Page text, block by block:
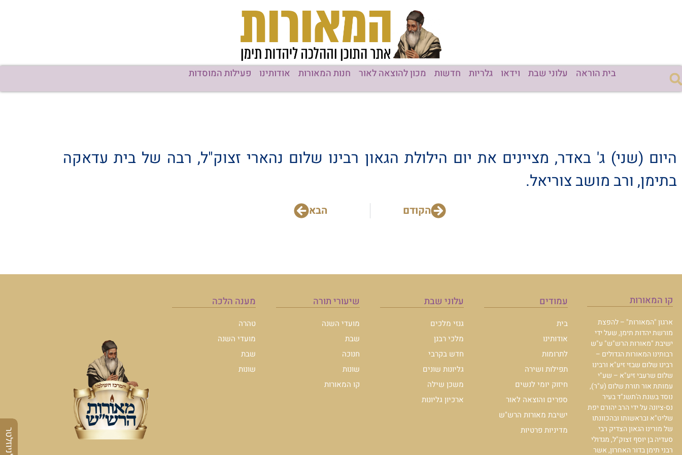
בית הוראה עלוני שבת וידאו גלריות חדשות מכון להוצאה לאור חנות המאורות אודותינו פעילות המוסדות
היום (שני) ג' באדר, מציינים את יום הילולת הגאון רבינו שלום נהארי זצוק"ל, רבה של בית עדאקה
בתימן, ורב מושב צוריאל.
הקודם הבא
קו המאורות
ארגון "המאורות" – להפצת
מורשת יהדות תימן, שעל ידי
ישיבת "מאורות הרש"ש" ע"ש
רבותינו המאורות הגדולים –
רבינו שלום שבזי זיע"א ורבינו
שלום שרעבי זיע"א – שע"י
עמותת אור תורת שלום (ע"ר),
נוסד בשנת ה'תשנ"ד בעיר
נס-ציונה על ידי הרב יהורם יפת
שליט"א ובראשותו ובהכוונתו
של מורינו הגאון הצדיק רבי
סעדיה בן יוסף זצוק"ל, מגדולי
רבני תימן בדור האחרון, אשר
עמודים
בית
אודותינו
לתרומות
תפילות ושירה
חיזוק יומי לנשים
ספרים והוצאה לאור
ישיבת מאורות הרש"ש
מדיניות פרטיות
עלוני שבת
גנזי מלכים
מלכי רבנן
חדש בקרבי
גליונות שונים
משכן שילה
ארכיון גליונות
שיעורי תורה
מועדי השנה
שבת
חנוכה
שונות
קו המאורות
מענה הלכה
טהרה
מועדי השנה
שבת
שונות